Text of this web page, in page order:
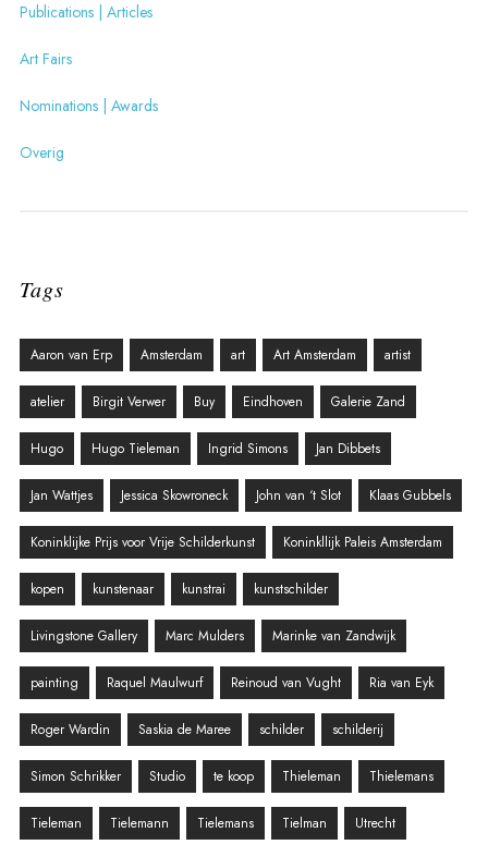
Publications | Articles
Art Fairs
Nominations | Awards
Overig
Tags
Aaron van Erp Amsterdam art Art Amsterdam artist
atelier Birgit Verwer Buy Eindhoven Galerie Zand
Hugo Hugo Tieleman Ingrid Simons Jan Dibbets
Jan Wattjes Jessica Skowroneck John van ‘t Slot Klaas Gubbels
Koninklijke Prijs voor Vrije Schilderkunst Koninkllijk Paleis Amsterdam
kopen kunstenaar kunstrai kunstschilder
Livingstone Gallery Marc Mulders Marinke van Zandwijk
painting Raquel Maulwurf Reinoud van Vught Ria van Eyk
Roger Wardin Saskia de Maree schilder schilderij
Simon Schrikker Studio te koop Thieleman Thielemans
Tieleman Tielemann Tielemans Tielman Utrecht